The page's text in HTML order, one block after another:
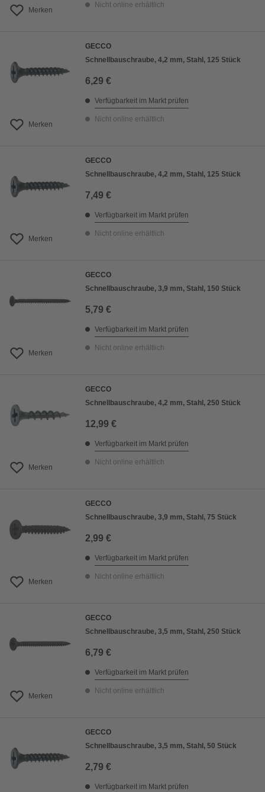
Merken
Nicht online erhältlich
Merken
GECCO
Schnellbauschraube, 4,2 mm, Stahl, 125 Stück
6,29 €
Verfügbarkeit im Markt prüfen
Nicht online erhältlich
Merken
GECCO
Schnellbauschraube, 4,2 mm, Stahl, 125 Stück
7,49 €
Verfügbarkeit im Markt prüfen
Nicht online erhältlich
Merken
GECCO
Schnellbauschraube, 3,9 mm, Stahl, 150 Stück
5,79 €
Verfügbarkeit im Markt prüfen
Nicht online erhältlich
Merken
GECCO
Schnellbauschraube, 4,2 mm, Stahl, 250 Stück
12,99 €
Verfügbarkeit im Markt prüfen
Nicht online erhältlich
Merken
GECCO
Schnellbauschraube, 3,9 mm, Stahl, 75 Stück
2,99 €
Verfügbarkeit im Markt prüfen
Nicht online erhältlich
Merken
GECCO
Schnellbauschraube, 3,5 mm, Stahl, 250 Stück
6,79 €
Verfügbarkeit im Markt prüfen
Nicht online erhältlich
GECCO
Schnellbauschraube, 3,5 mm, Stahl, 50 Stück
2,79 €
Verfügbarkeit im Markt prüfen